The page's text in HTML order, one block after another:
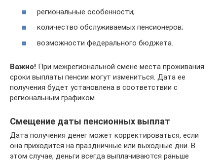
региональные особенности;
количество обслуживаемых пенсионеров;
возможности федерального бюджета.
Важно! При межрегиональной смене места проживания
сроки выплаты пенсии могут измениться. Дата ее
получения будет установлена в соответствии с
региональным графиком.
Смещение даты пенсионных выплат
Дата получения денег может корректироваться, если
она приходится на праздничные или выходные дни. В
этом случае, деньги всегда выплачиваются раньше